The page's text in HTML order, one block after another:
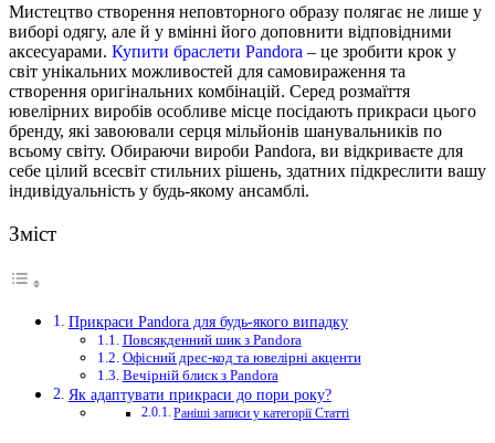
Мистецтво створення неповторного образу полягає не лише у
виборі одягу, але й у вмінні його доповнити відповідними
аксесуарами. Купити браслети Pandora – це зробити крок у
світ унікальних можливостей для самовираження та
створення оригінальних комбінацій. Серед розмаїття
ювелірних виробів особливе місце посідають прикраси цього
бренду, які завоювали серця мільйонів шанувальників по
всьому світу. Обираючи вироби Pandora, ви відкриваєте для
себе цілий всесвіт стильних рішень, здатних підкреслити вашу
індивідуальність у будь-якому ансамблі.
Зміст
Прикраси Pandora для будь-якого випадку
Повсякденний шик з Pandora
Офісний дрес-код та ювелірні акценти
Вечірній блиск з Pandora
Як адаптувати прикраси до пори року?
Раніші записи у категорії Статті